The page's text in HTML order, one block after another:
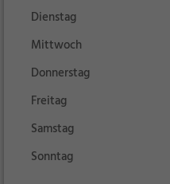
Dienstag
Mittwoch
Donnerstag
Freitag
Samstag
Sonntag